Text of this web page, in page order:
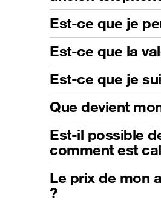
Est-ce que je
Est-ce que la
Est-ce que je
Que devient
Est-il possible
comment est
Le prix de mon
?